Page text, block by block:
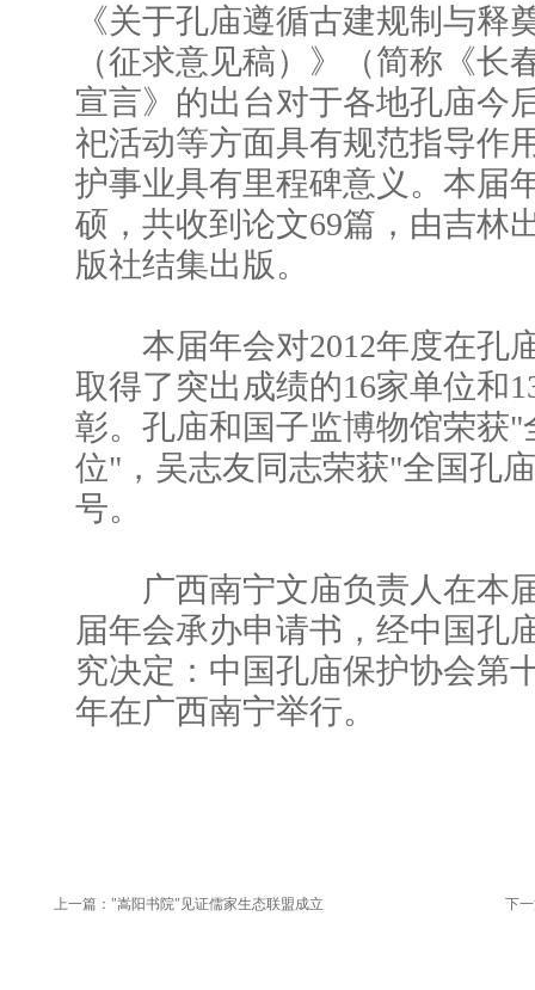
《关于孔庙遵循古建规制与释
（征求意见稿）》（简称《长
宣言》的出台对于各地孔庙今
祀活动等方面具有规范指导作
护事业具有里程碑意义。本届
硕，共收到论文69篇，由吉林
版社结集出版。
本届年会对2012年度在孔
取得了突出成绩的16家单位和
彰。孔庙和国子监博物馆荣获
位"，吴志友同志荣获"全国孔
号。
广西南宁文庙负责人在本
届年会承办申请书，经中国孔
究决定：中国孔庙保护协会第
年在广西南宁举行。
上一篇： "嵩阳书院"见证儒家生态联盟成立 下